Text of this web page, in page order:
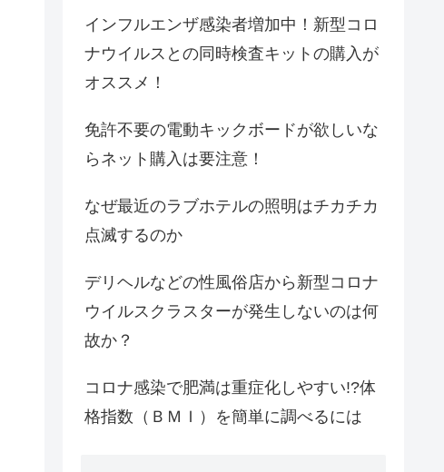
インフルエンザ感染者増加中！新型コロ
ナウイルスとの同時検査キットの購入が
オススメ！
免許不要の電動キックボードが欲しいな
らネット購入は要注意！
なぜ最近のラブホテルの照明はチカチカ
点滅するのか
デリヘルなどの性風俗店から新型コロナ
ウイルスクラスターが発生しないのは何
故か？
コロナ感染で肥満は重症化しやすい!?体
格指数（ＢＭＩ）を簡単に調べるには